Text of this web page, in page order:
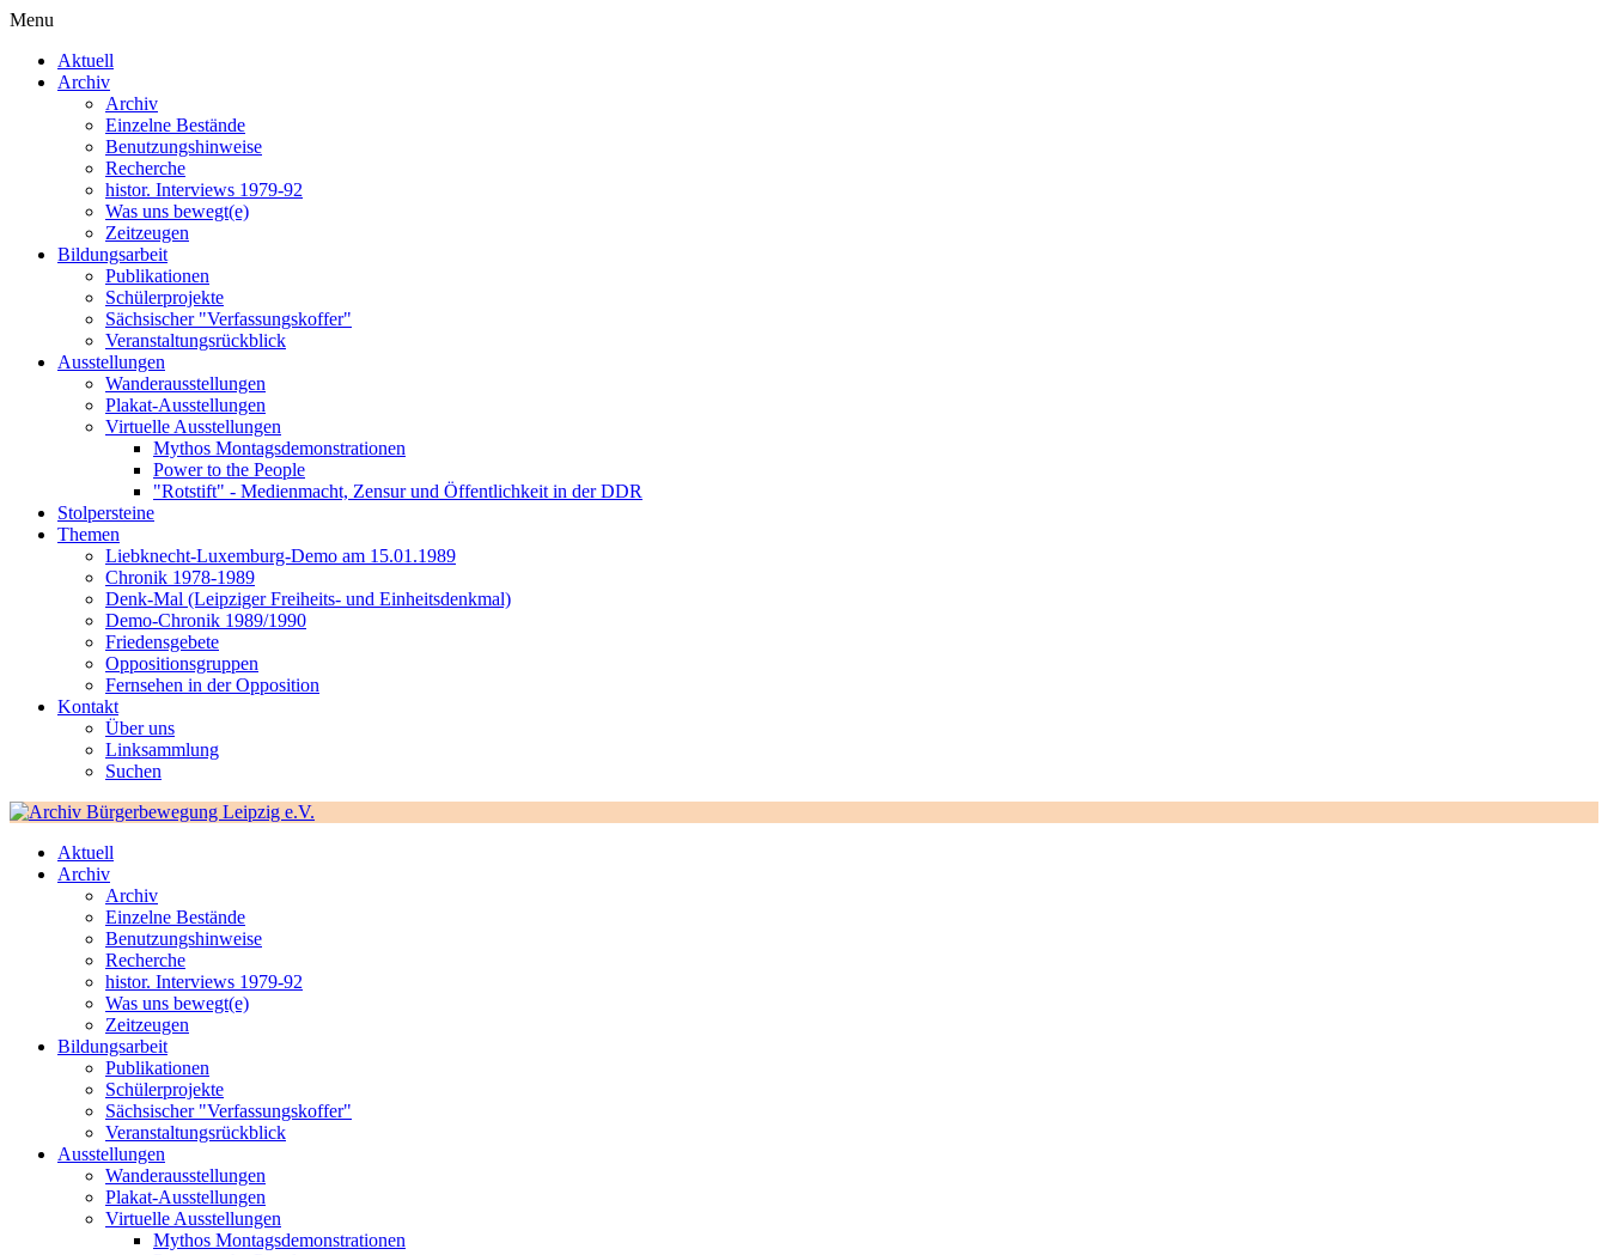
Menu
Aktuell
Archiv
Archiv
Einzelne Bestände
Benutzungshinweise
Recherche
histor. Interviews 1979-92
Was uns bewegt(e)
Zeitzeugen
Bildungsarbeit
Publikationen
Schülerprojekte
Sächsischer "Verfassungskoffer"
Veranstaltungsrückblick
Ausstellungen
Wanderausstellungen
Plakat-Ausstellungen
Virtuelle Ausstellungen
Mythos Montagsdemonstrationen
Power to the People
"Rotstift" - Medienmacht, Zensur und Öffentlichkeit in der DDR
Stolpersteine
Themen
Liebknecht-Luxemburg-Demo am 15.01.1989
Chronik 1978-1989
Denk-Mal (Leipziger Freiheits- und Einheitsdenkmal)
Demo-Chronik 1989/1990
Friedensgebete
Oppositionsgruppen
Fernsehen in der Opposition
Kontakt
Über uns
Linksammlung
Suchen
Aktuell
Archiv
Archiv
Einzelne Bestände
Benutzungshinweise
Recherche
histor. Interviews 1979-92
Was uns bewegt(e)
Zeitzeugen
Bildungsarbeit
Publikationen
Schülerprojekte
Sächsischer "Verfassungskoffer"
Veranstaltungsrückblick
Ausstellungen
Wanderausstellungen
Plakat-Ausstellungen
Virtuelle Ausstellungen
Mythos Montagsdemonstrationen